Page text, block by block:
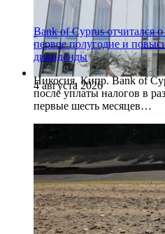
4 августа 2026
Bank of Cyprus отчитался
первое полугодие и
дивиденды
Никосия, Кипр. Bank of
после уплаты налогов в
первые шесть месяцев…